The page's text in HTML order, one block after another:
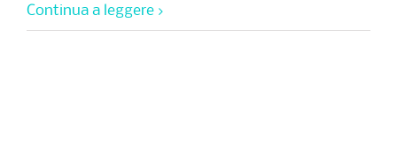
Continua a leggere